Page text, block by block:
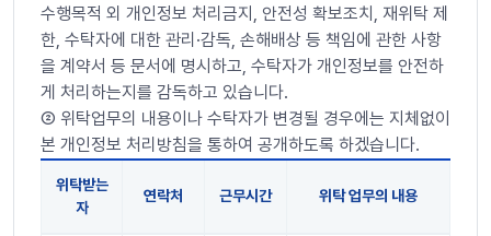
수행목적 외 개인정보 처리금지, 안전성 확보조치, 재위탁 제
한, 수탁자에 대한 관리·감독, 손해배상 등 책임에 관한 사항
을 계약서 등 문서에 명시하고, 수탁자가 개인정보를 안전하
게 처리하는지를 감독하고 있습니다.
➁ 위탁업무의 내용이나 수탁자가 변경될 경우에는 지체없이
본 개인정보 처리방침을 통하여 공개하도록 하겠습니다.
위탁받는
자
연락처 근무시간 위탁 업무의 내용